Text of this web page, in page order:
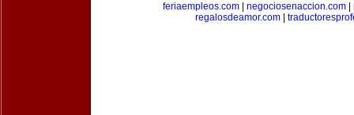
feriaempleos.com
negociosenaccion.com
regalosdeamor.com